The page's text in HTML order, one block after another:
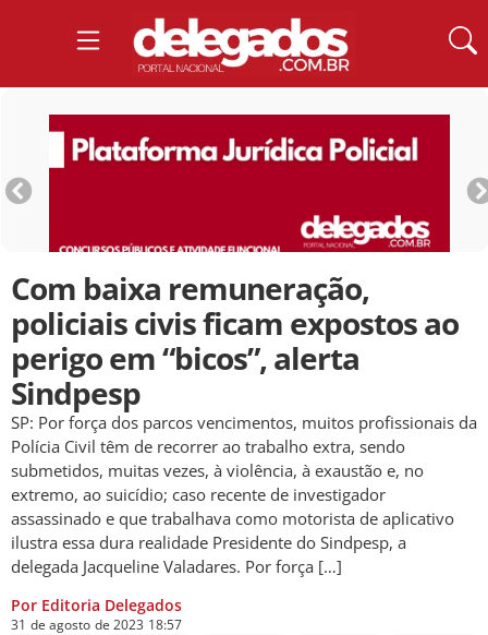
Com baixa remuneração,
policiais civis ficam expostos ao
perigo em “bicos”, alerta
Sindpesp
SP: Por força dos parcos vencimentos, muitos profissionais da
Polícia Civil têm de recorrer ao trabalho extra, sendo
submetidos, muitas vezes, à violência, à exaustão e, no
extremo, ao suicídio; caso recente de investigador
assassinado e que trabalhava como motorista de aplicativo
ilustra essa dura realidade Presidente do Sindpesp, a
delegada Jacqueline Valadares. Por força […]
Por Editoria Delegados
31 de agosto de 2023 18:57